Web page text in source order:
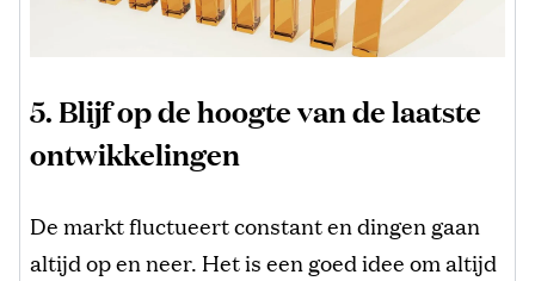
5. Blijf op de hoogte van de laatste
ontwikkelingen
De markt fluctueert constant en dingen gaan
altijd op en neer. Het is een goed idee om altijd